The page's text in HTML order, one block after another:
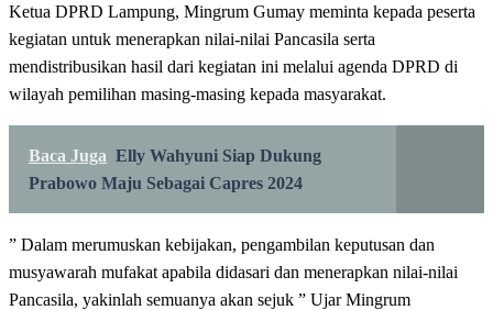
Ketua DPRD Lampung, Mingrum Gumay meminta kepada peserta
kegiatan untuk menerapkan nilai-nilai Pancasila serta
mendistribusikan hasil dari kegiatan ini melalui agenda DPRD di
wilayah pemilihan masing-masing kepada masyarakat.
Baca Juga Elly Wahyuni Siap Dukung
Prabowo Maju Sebagai Capres 2024
” Dalam merumuskan kebijakan, pengambilan keputusan dan
musyawarah mufakat apabila didasari dan menerapkan nilai-nilai
Pancasila, yakinlah semuanya akan sejuk ” Ujar Mingrum